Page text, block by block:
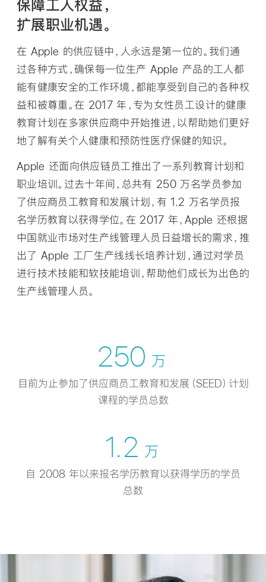
保障工人权益，
扩展职业机遇。
在 Apple 的供应链中，人永远是第一位的。我们通
过各种方式，确保每一位生产 Apple 产品的工人都
能有健康安全的工作环境，都能享受到自己的各种权
益和被尊重。在 2017 年，专为女性员工设计的健康
教育计划在多家供应商中开始推进，以帮助她们更好
地了解有关个人健康和预防性医疗保健的知识。
Apple 还面向供应链员工推出了一系列教育计划和
职业培训。过去十年间，总共有 250 万名学员参加
了供应商员工教育和发展计划，有 1.2 万名学员报
名学历教育以获得学位。在 2017 年，Apple 还根据
中国就业市场对生产线管理人员日益增长的需求，推
出了 Apple 工厂生产线线长培养计划，通过对学员
进行技术技能和软技能培训，帮助他们成长为出色的
生产线管理人员。
250 万
目前为止参加了供应商员工教育和发展 （SEED）计划
课程的学员总数
1.2 万
自 2008 年以来报名学历教育以获得学历的学员
总数